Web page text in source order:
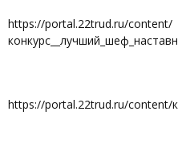
https://portal.22trud.ru/content/
https://portal.22trud.ru/content/